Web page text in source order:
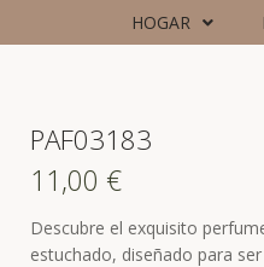
HOGAR
PAF03183
11,00 €
Descubre el exquisito
estuchado, diseñado para